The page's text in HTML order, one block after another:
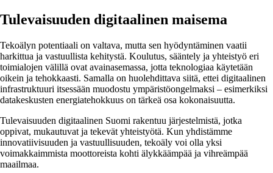
Tulevaisuuden digitaalinen maisema
Tekoälyn potentiaali on valtava, mutta sen hyödyntäminen vaatii
harkittua ja vastuullista kehitystä. Koulutus, sääntely ja yhteistyö eri
toimialojen välillä ovat avainasemassa, jotta teknologiaa käytetään
oikein ja tehokkaasti. Samalla on huolehdittava siitä, ettei digitaalinen
infrastruktuuri itsessään muodostu ympäristöongelmaksi – esimerkiksi
datakeskusten energiatehokkuus on tärkeä osa kokonaisuutta.
Tulevaisuuden digitaalinen Suomi rakentuu järjestelmistä, jotka
oppivat, mukautuvat ja tekevät yhteistyötä. Kun yhdistämme
innovatiivisuuden ja vastuullisuuden, tekoäly voi olla yksi
voimakkaimmista moottoreista kohti älykkäämpää ja vihreämpää
maailmaa.